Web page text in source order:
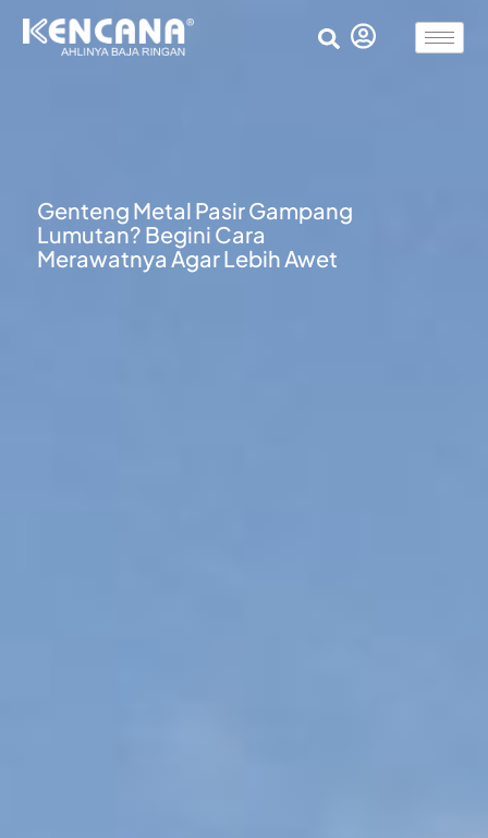
Genteng Metal Pasir Gampang
Lumutan? Begini Cara
Merawatnya Agar Lebih Awet